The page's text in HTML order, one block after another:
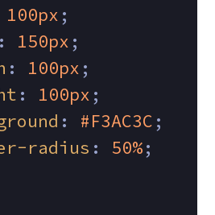
100px ;
: 150px ;
: 100px ;
: 100px ;
: #F3AC3C ;
radius : 50%;